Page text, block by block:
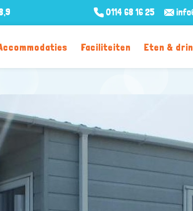
0114 68 16 25
Faciliteiten Eten &